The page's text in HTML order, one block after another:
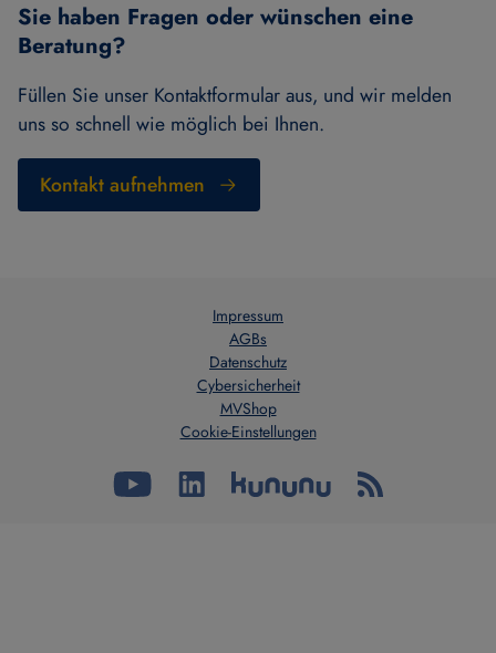
Sie haben Fragen oder wünschen eine
Beratung?
Füllen Sie unser Kontaktformular aus, und wir melden
uns so schnell wie möglich bei Ihnen.
Kontakt aufnehmen
Impressum
AGBs
Datenschutz
Cybersicherheit
MVShop
Cookie-Einstellungen